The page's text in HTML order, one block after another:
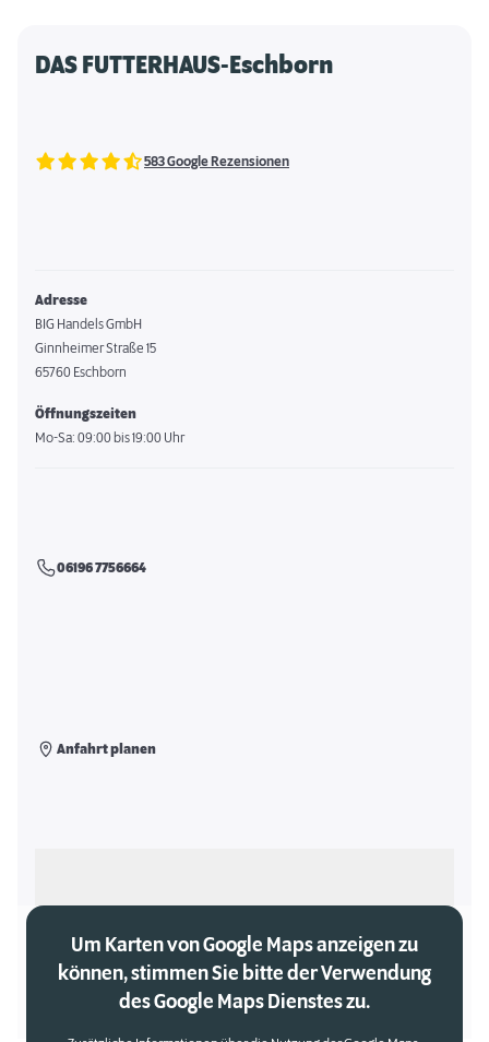
DAS FUTTERHAUS-Eschborn
583 Google Rezensionen
Adresse
BIG Handels GmbH
Ginnheimer Straße 15
65760 Eschborn
Öffnungszeiten
Mo-Sa: 09:00 bis 19:00 Uhr
06196 7756664
Anfahrt planen
Um Karten von Google Maps anzeigen zu
können, stimmen Sie bitte der Verwendung
des Google Maps Dienstes zu.